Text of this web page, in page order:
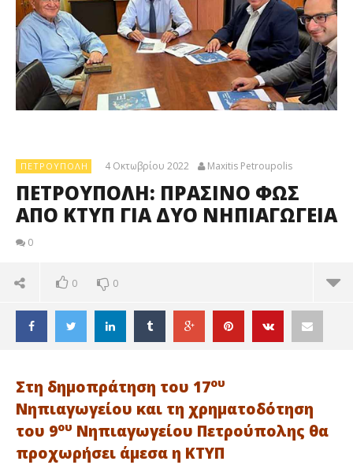
ΠΕΤΡΟΎΠΟΛΗ 4 Οκτωβρίου 2022 Maxitis Petroupolis
ΠΕΤΡΟΥΠΟΛΗ: ΠΡΑΣΙΝΟ ΦΩΣ
ΑΠΟ ΚΤΥΠ ΓΙΑ ΔΥΟ ΝΗΠΙΑΓΩΓΕΙΑ
0
0 0
Στη δημοπράτηση του 17ου
Νηπιαγωγείου και τη χρηματοδότηση
του 9ου Νηπιαγωγείου Πετρούπολης θα
προχωρήσει άμεσα η ΚΤΥΠ